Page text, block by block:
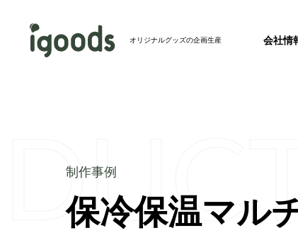
オリジナルグッズの企画生産 会社情
会社情報トップ
会社概
完全特
制作事例トップ
バッグ
新製品
【ホテル・旅館必見】パッケージを並べ
保冷保温マル
制作事例